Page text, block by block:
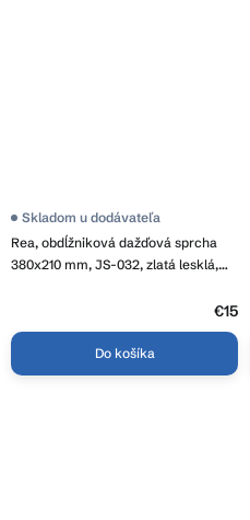
Rea, obdĺžniková dažďová sprcha
380x210 mm, JS-032, zlatá lesklá,
Skladom u dodávateľa
€15
Do košíka